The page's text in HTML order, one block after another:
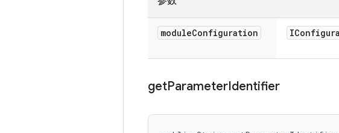
moduleConfiguration
getParameterIdentifier